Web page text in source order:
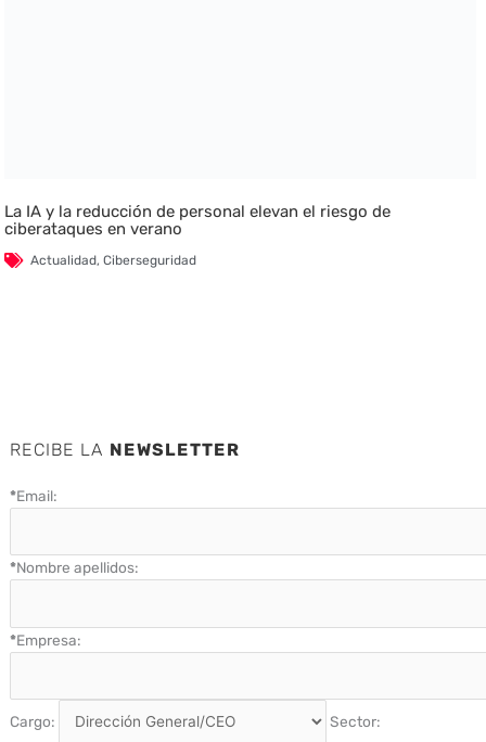
La IA y la reducción de personal elevan el riesgo de
ciberataques en verano
Actualidad,Ciberseguridad
RECIBE LA NEWSLETTER
*Email:
*Nombre apellidos:
*Empresa:
Cargo: Sector: